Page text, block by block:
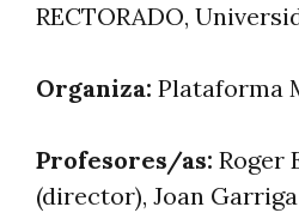
RECTORADO,
Organiza: Plataforma
Profesores/as: Roger
(director), Joan